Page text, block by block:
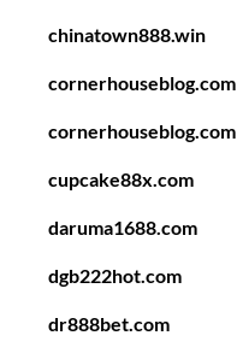
chinatown888.win
cornerhouseblog.com
cornerhouseblog.com
cupcake88x.com
daruma1688.com
dgb222hot.com
dr888bet.com